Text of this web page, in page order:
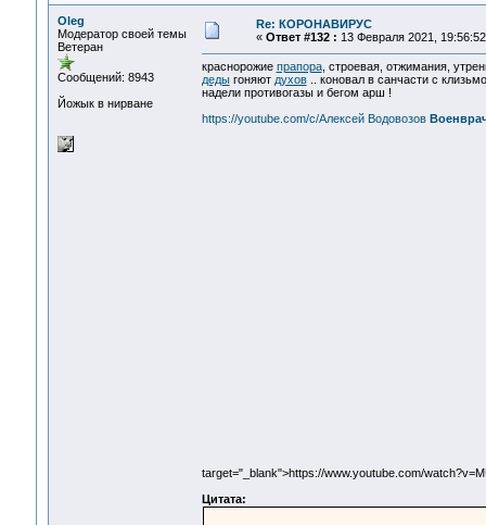
Oleg
Модератор своей темы
Ветеран
Сообщений: 8943
Йожык в нирване
Re: КОРОНАВИРУС
« Ответ #132 : 13 Февраля 2021,
краснорожие прапора, строевая, отжимания,
дедыгоняют духов.. коновал в санчасти с
надели противогазы и бегом арш !
https://youtube.com/c/Алексей Водовозов
target="_blank">https://www.youtube.com/
Цитата: